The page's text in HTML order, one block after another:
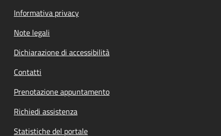
Informativa privacy
Note legali
Dichiarazione di accessibilità
Contatti
Prenotazione appuntamento
Richiedi assistenza
Statistiche del portale